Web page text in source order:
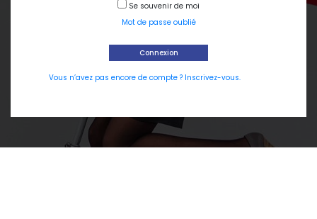
Se souvenir de moi
Mot de passe oublié
Vous n’avez pas encore de compte ? Inscrivez-vous.